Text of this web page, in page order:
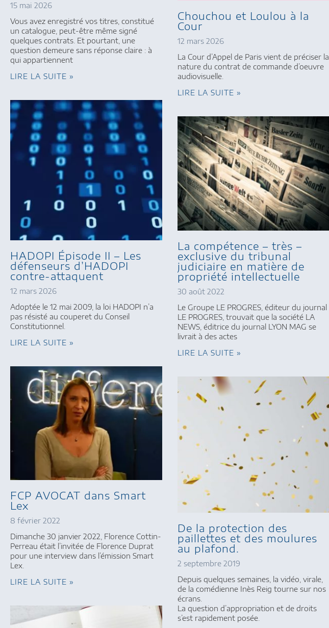
15 mai 2026
Vous avez enregistré vos titres, constitué
un catalogue, peut-être même signé
quelques contrats. Et pourtant, une
question demeure sans réponse claire : à
qui appartiennent
LIRE LA SUITE »
Chouchou et Loulou à la
Cour
12 mars 2026
La Cour d’Appel de Paris vient de préciser la
nature du contrat de commande d’oeuvre
audiovisuelle.
LIRE LA SUITE »
HADOPI Épisode II – Les
défenseurs d’HADOPI
contre-attaquent
12 mars 2026
Adoptée le 12 mai 2009, la loi HADOPI n’a
pas résisté au couperet du Conseil
Constitutionnel.
LIRE LA SUITE »
La compétence – très –
exclusive du tribunal
judiciaire en matière de
propriété intellectuelle
30 août 2022
Le Groupe LE PROGRES, éditeur du journal
LE PROGRES, trouvait que la société LA
NEWS, éditrice du journal LYON MAG se
livrait à des actes
LIRE LA SUITE »
FCP AVOCAT dans Smart
Lex
8 février 2022
Dimanche 30 janvier 2022, Florence Cottin-
Perreau était l’invitée de Florence Duprat
pour une interview dans l’émission Smart
Lex.
LIRE LA SUITE »
De la protection des
paillettes et des moulures
au plafond.
2 septembre 2019
Depuis quelques semaines, la vidéo, virale,
de la comédienne Inès Reig tourne sur nos
écrans.
La question d’appropriation et de droits
s’est rapidement posée.